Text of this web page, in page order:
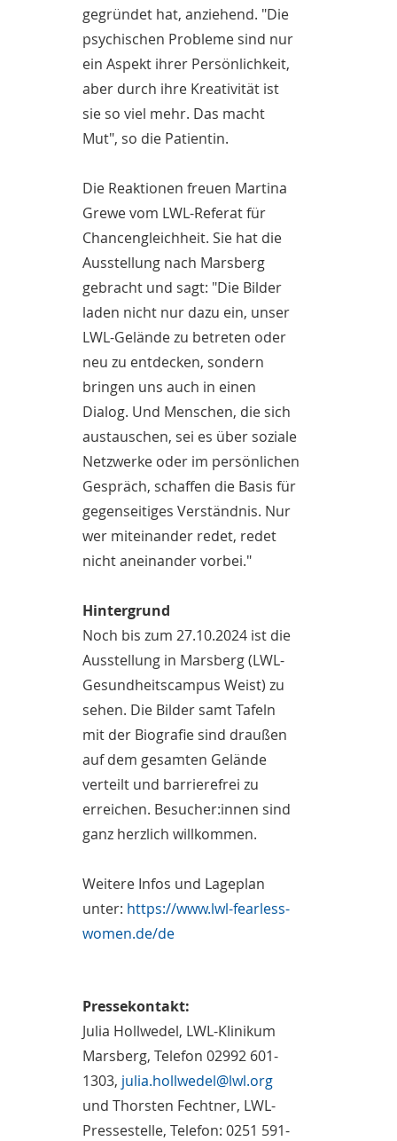
gegründet hat, anziehend. "Die
psychischen Probleme sind nur
ein Aspekt ihrer Persönlichkeit,
aber durch ihre Kreativität ist
sie so viel mehr. Das macht
Mut", so die Patientin.
Die Reaktionen freuen Martina
Grewe vom LWL-Referat für
Chancengleichheit. Sie hat die
Ausstellung nach Marsberg
gebracht und sagt: "Die Bilder
laden nicht nur dazu ein, unser
LWL-Gelände zu betreten oder
neu zu entdecken, sondern
bringen uns auch in einen
Dialog. Und Menschen, die sich
austauschen, sei es über soziale
Netzwerke oder im persönlichen
Gespräch, schaffen die Basis für
gegenseitiges Verständnis. Nur
wer miteinander redet, redet
nicht aneinander vorbei."
Hintergrund
Noch bis zum 27.10.2024 ist die
Ausstellung in Marsberg (LWL-
Gesundheitscampus Weist) zu
sehen. Die Bilder samt Tafeln
mit der Biografie sind draußen
auf dem gesamten Gelände
verteilt und barrierefrei zu
erreichen. Besucher:innen sind
ganz herzlich willkommen.
Weitere Infos und Lageplan
unter: https://www.lwl-fearless-
women.de/de
Pressekontakt:
Julia Hollwedel, LWL-Klinikum
Marsberg, Telefon 02992 601-
1303, julia.hollwedel@lwl.org
und Thorsten Fechtner, LWL-
Pressestelle, Telefon: 0251 591-